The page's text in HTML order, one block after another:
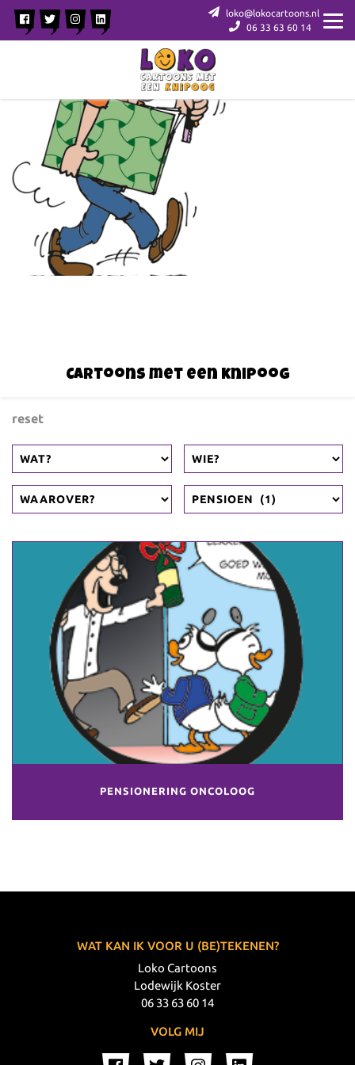
loko@lokocartoons.nl
06 33 63 60 14
Cartoons met een knipoog
reset
PENSIONERING ONCOLOOG
WAT KAN IK VOOR U (BE)TEKENEN?
Loko Cartoons
Lodewijk Koster
06 33 63 60 14
VOLG MIJ